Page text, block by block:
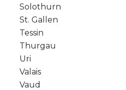
Solothurn
St. Gallen
Tessin
Thurgau
Uri
Valais
Vaud